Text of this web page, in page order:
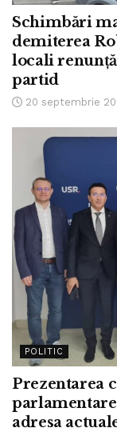
Schimbări
demiterea
locali
partid
20 septembrie
POLITIC
Prezentarea
adresa